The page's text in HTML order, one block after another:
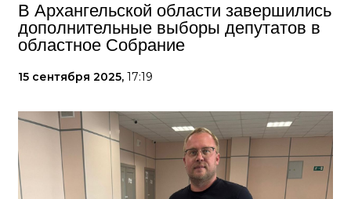
В Архангельской области завершились
дополнительные выборы депутатов в
областное Собрание
15 сентября 2025, 17:19